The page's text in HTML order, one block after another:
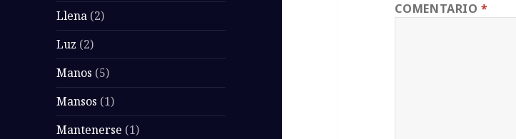
Llena (2)
Luz (2)
Manos (5)
Mansos (1)
Mantenerse (1)
COMENTARIO*